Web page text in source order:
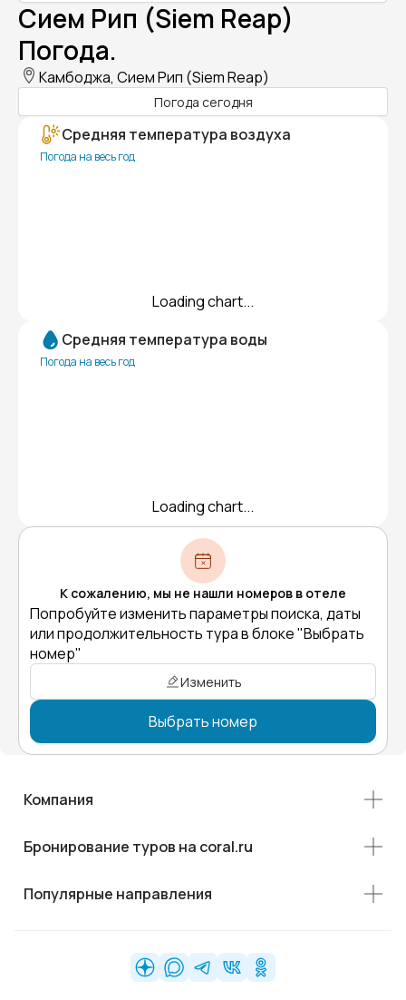
Сием Рип (Siem Reap)
Погода.
Камбоджа, Сием Рип (Siem Reap)
Погода сегодня
Средняя температура воздуха
Погода на весь год
Loading chart...
Средняя температура воды
Погода на весь год
Loading chart...
К сожалению, мы не нашли номеров в отеле
Попробуйте изменить параметры поиска, даты
или продолжительность тура в блоке "Выбрать
номер"
Изменить
Выбрать номер
Компания
Бронирование туров на coral.ru
Популярные направления